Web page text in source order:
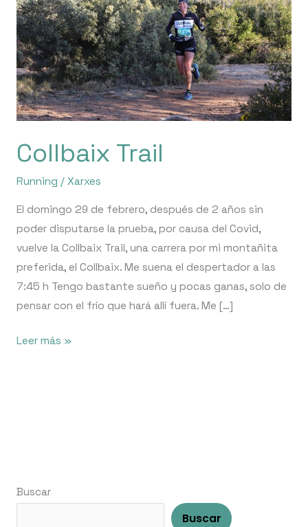
Collbaix Trail
Running / Xarxes
El domingo 29 de febrero, después de 2 años sin
poder disputarse la prueba, por causa del Covid,
vuelve la Collbaix Trail, una carrera por mi montañita
preferida, el Collbaix. Me suena el despertador a las
7:45 h Tengo bastante sueño y pocas ganas, solo de
pensar con el frío que hará allí fuera. Me […]
Leer más »
Buscar
Buscar